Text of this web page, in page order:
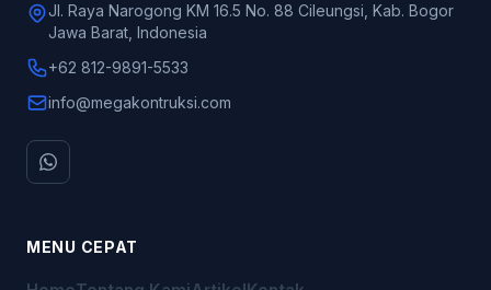
Jl. Raya Narogong KM 16.5 No. 88 Cileungsi, Kab. Bogor
Jawa Barat, Indonesia
+62 812-9891-5533
info@megakontruksi.com
MENU CEPAT